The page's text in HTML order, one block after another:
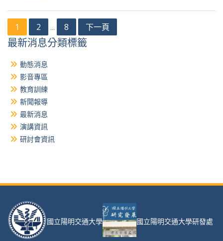
文
章
頁
1 2 ... 8 下一頁
最新消息分類標籤
動態消息
影音專區
教育訓練
新聞報導
最新消息
演講資訊
研討會資訊
國立陽明交通大學 國立陽明交通大學研發處